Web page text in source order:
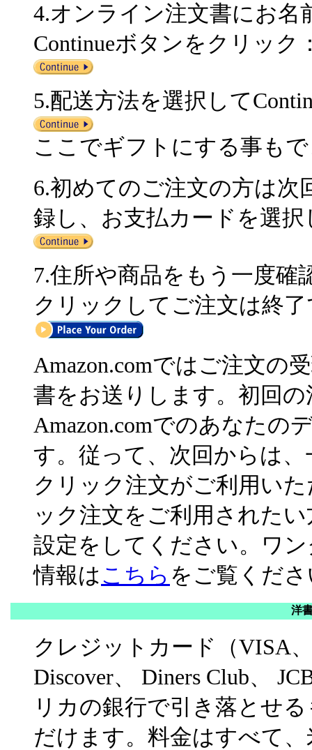
4.オンライン注文書にお名
Continueボタンをクリック
5.配送方法を選択して
ここでギフトにする事も
6.初めてのご注文の方は
録し、お支払カードを選
7.住所や商品をもう一度確
クリックしてご注文は終
Amazon.comではご注文の
書をお送りします。初回
Amazon.comでのあなたの
す。従って、次回からは
クリック注文がご利用い
ック注文をご利用された
設定をしてください。ワ
情報は こちら をご覧くだ
洋
クレジットカード（VISA、
Discover、 Diners Club、
リカの銀行で引き落とせ
だけます。料金はすべて